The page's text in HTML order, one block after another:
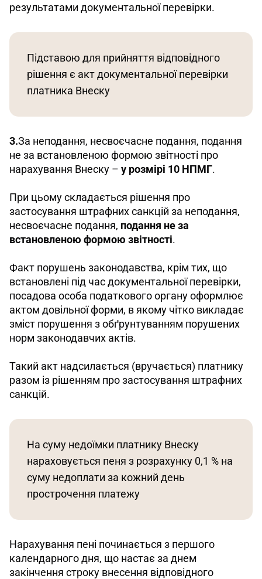
результатами документальної перевірки.
Підставою для прийняття відповідного
рішення є акт документальної перевірки
платника Внеску
3.За неподання, несвоєчасне подання, подання
не за встановленою формою звітності про
нарахування Внеску – у розмірі 10 НПМГ.
При цьому складається рішення про
застосування штрафних санкцій за неподання,
несвоєчасне подання, подання не за
встановленою формою звітності.
Факт порушень законодавства, крім тих, що
встановлені під час документальної перевірки,
посадова особа податкового органу оформлює
актом довільної форми, в якому чітко викладає
зміст порушення з обґрунтуванням порушених
норм законодавчих актів.
Такий акт надсилається (вручається) платнику
разом із рішенням про застосування штрафних
санкцій.
На суму недоїмки платнику Внеску
нараховується пеня з розрахунку 0,1 % на
суму недоплати за кожний день
прострочення платежу
Нарахування пені починається з першого
календарного дня, що настає за днем
закінчення строку внесення відповідного